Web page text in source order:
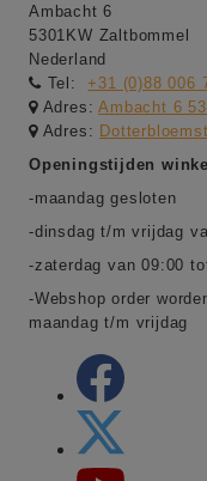
Ambacht 6
5301KW Zaltbommel
Nederland
Tel:
+31 (0)88 006
Adres:Ambacht 6
Adres:
Openingstijden
-maandag gesloten
-dinsdag t/m vrijdag
-zaterdag van 09:00
-Webshop order
maandag t/m vrijdag